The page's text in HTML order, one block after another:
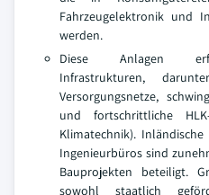
Fahrzeugelektronik und
werden.
Diese Anlagen
Infrastrukturen,
Versorgungsnetze,
und fortschrittliche
Klimatechnik).
Ingenieurbüros sind
Bauprojekten beteiligt.
sowohl staatlich